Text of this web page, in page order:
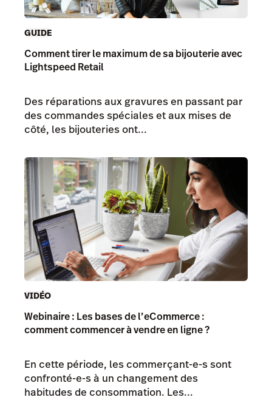
GUIDE
Comment tirer le maximum de sa bijouterie avec
Lightspeed Retail
Des réparations aux gravures en passant par
des commandes spéciales et aux mises de
côté, les bijouteries ont...
VIDÉO
Webinaire : Les bases de l’eCommerce :
comment commencer à vendre en ligne ?
En cette période, les commerçant-e-s sont
confronté-e-s à un changement des
habitudes de consommation. Les...